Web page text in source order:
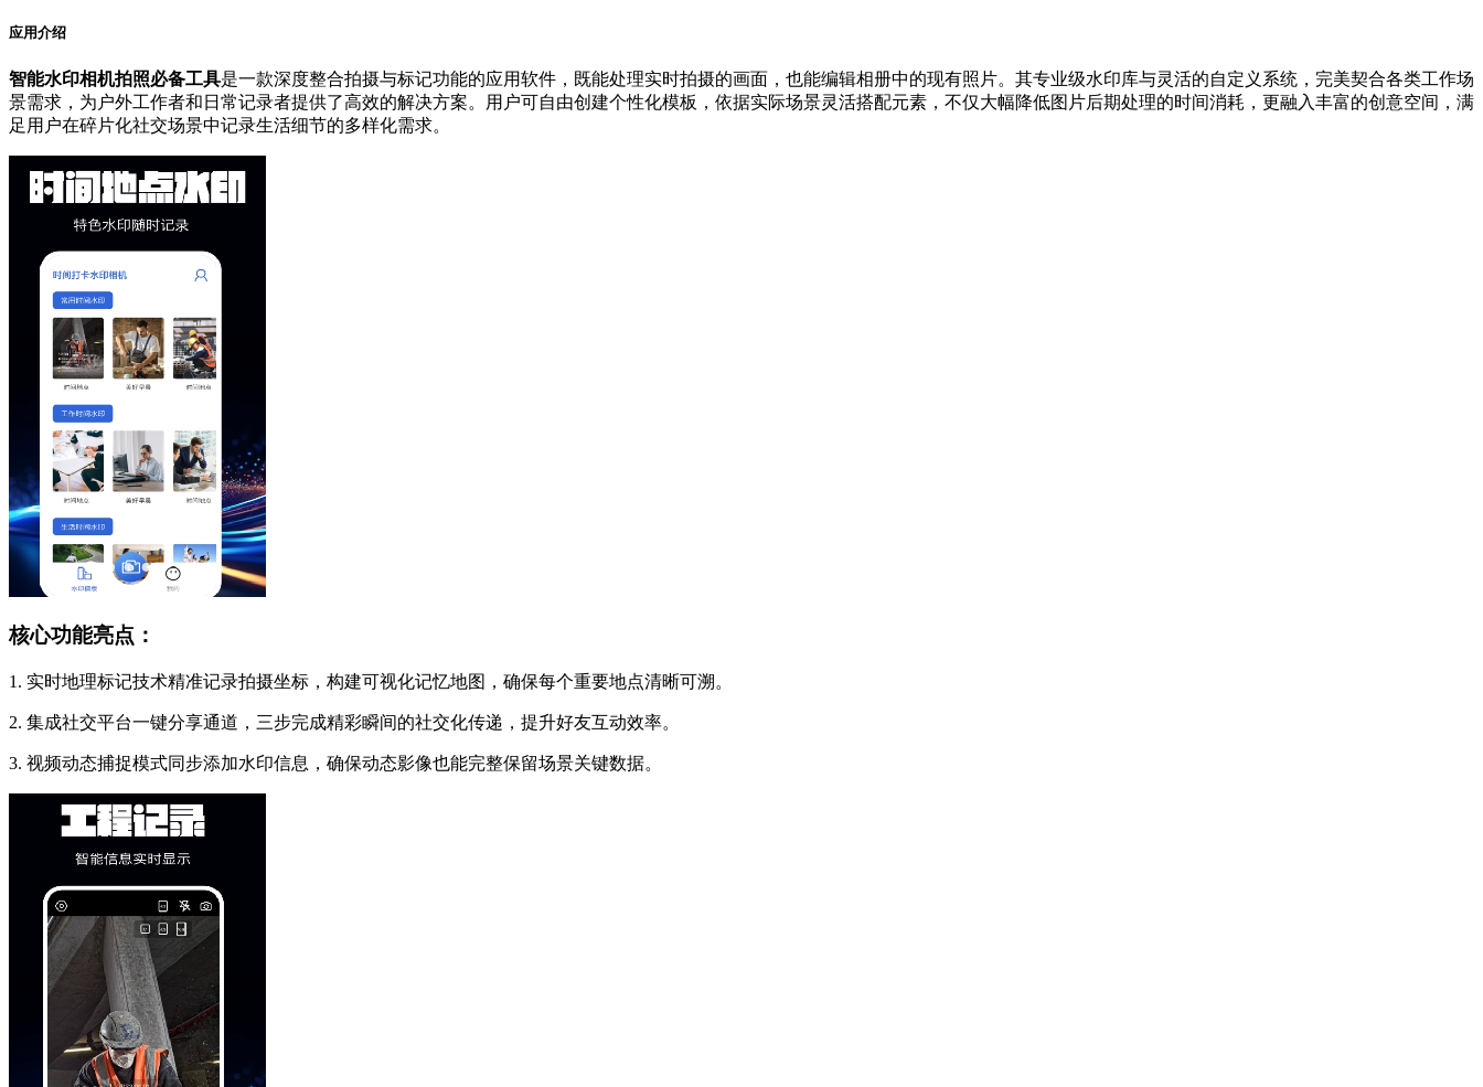
应用介绍
智能水印相机拍照必备工具是一款深度整合拍摄与标记功能的应用软件，既能处理实时拍摄的画面，也能编辑相册中的现有照片。其专业级水印库与灵活的自定义系统，完美契合各类工作场
景需求，为户外工作者和日常记录者提供了高效的解决方案。用户可自由创建个性化模板，依据实际场景灵活搭配元素，不仅大幅降低图片后期处理的时间消耗，更融入丰富的创意空间，满
足用户在碎片化社交场景中记录生活细节的多样化需求。
核心功能亮点：
1. 实时地理标记技术精准记录拍摄坐标，构建可视化记忆地图，确保每个重要地点清晰可溯。
2. 集成社交平台一键分享通道，三步完成精彩瞬间的社交化传递，提升好友互动效率。
3. 视频动态捕捉模式同步添加水印信息，确保动态影像也能完整保留场景关键数据。